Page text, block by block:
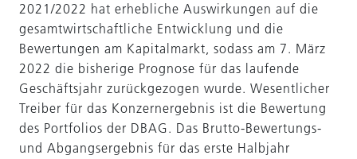
2021/2022 hat erhebliche Auswirkungen auf die
gesamtwirtschaftliche Entwicklung und die
Bewertungen am Kapitalmarkt, sodass am 7. März
2022 die bisherige Prognose für das laufende
Geschäftsjahr zurückgezogen wurde. Wesentlicher
Treiber für das Konzernergebnis ist die Bewertung
des Portfolios der DBAG. Das Brutto-Bewertungs-
und Abgangsergebnis für das erste Halbjahr